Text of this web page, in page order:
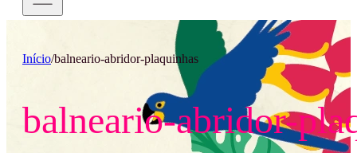
Início/balneario-abridor-plaquinhas
balneario-abridor-